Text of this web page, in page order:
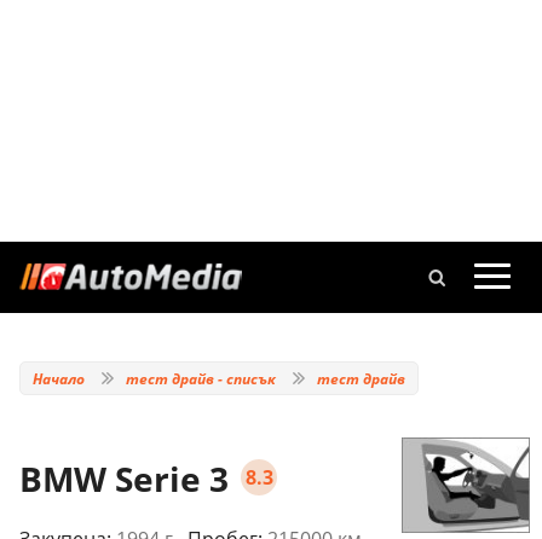
Начало тест драйв - списък тест драйв
BMW Serie 3 8.3